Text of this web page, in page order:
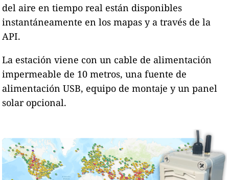
del aire en tiempo real están disponibles
instantáneamente en los mapas y a través de la
API.
La estación viene con un cable de alimentación
impermeable de 10 metros, una fuente de
alimentación USB, equipo de montaje y un panel
solar opcional.